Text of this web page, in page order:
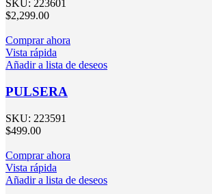
SKU: 223601
$2,299.00
Comprar ahora
Vista rápida
Añadir a lista de deseos
PULSERA
SKU: 223591
$499.00
Comprar ahora
Vista rápida
Añadir a lista de deseos